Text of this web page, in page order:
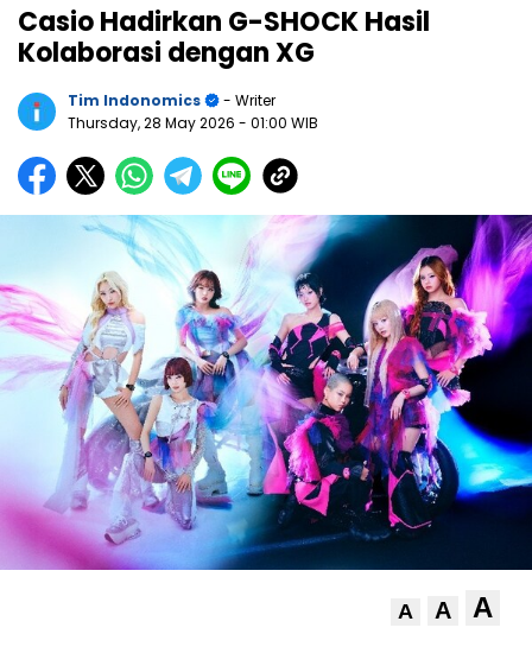
Casio Hadirkan G-SHOCK Hasil
Kolaborasi dengan XG
Tim Indonomics
- Writer
Thursday, 28 May 2026 - 01:00 WIB
A A A